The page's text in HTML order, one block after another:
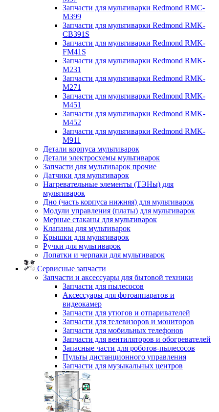
Запчасти для мультиварки Redmond RMC-
M399
Запчасти для мультиварки Redmond RMK-
CB391S
Запчасти для мультиварки Redmond RMK-
FM41S
Запчасти для мультиварки Redmond RMK-
M231
Запчасти для мультиварки Redmond RMK-
M271
Запчасти для мультиварки Redmond RMK-
M451
Запчасти для мультиварки Redmond RMK-
M452
Запчасти для мультиварки Redmond RMK-
M911
Детали корпуса мультиварок
Детали электросхемы мультиварок
Запчасти для мультиварок прочие
Датчики для мультиварок
Нагревательные элементы (ТЭНы) для
мультиварок
Дно (часть корпуса нижняя) для мультиварок
Модули управления (платы) для мультиварок
Мерные стаканы для мультиварок
Клапаны для мультиварок
Крышки для мультиварок
Ручки для мультиварок
Лопатки и черпаки для мультиварок
Сервисные запчасти
Запчасти и аксессуары для бытовой техники
Запчасти для пылесосов
Аксессуары для фотоаппаратов и
видеокамер
Запчасти для утюгов и отпаривателей
Запчасти для телевизоров и мониторов
Запчасти для мобильных телефонов
Запчасти для вентиляторов и обогревателей
Запасные части для роботов-пылесосов
Пульты дистанционного управления
Запчасти для музыкальных центров